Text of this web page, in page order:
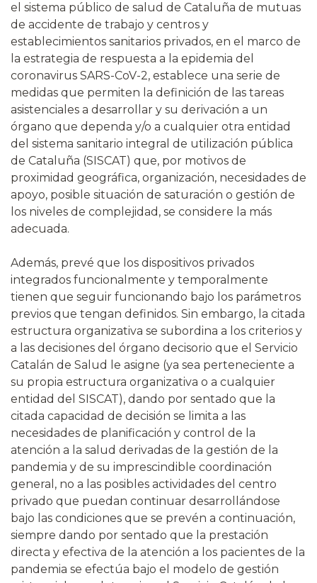
el sistema público de salud de Cataluña de mutuas
de accidente de trabajo y centros y
establecimientos sanitarios privados, en el marco de
la estrategia de respuesta a la epidemia del
coronavirus SARS-CoV-2, establece una serie de
medidas que permiten la definición de las tareas
asistenciales a desarrollar y su derivación a un
órgano que dependa y/o a cualquier otra entidad
del sistema sanitario integral de utilización pública
de Cataluña (SISCAT) que, por motivos de
proximidad geográfica, organización, necesidades de
apoyo, posible situación de saturación o gestión de
los niveles de complejidad, se considere la más
adecuada.
Además, prevé que los dispositivos privados
integrados funcionalmente y temporalmente
tienen que seguir funcionando bajo los parámetros
previos que tengan definidos. Sin embargo, la citada
estructura organizativa se subordina a los criterios y
a las decisiones del órgano decisorio que el Servicio
Catalán de Salud le asigne (ya sea perteneciente a
su propia estructura organizativa o a cualquier
entidad del SISCAT), dando por sentado que la
citada capacidad de decisión se limita a las
necesidades de planificación y control de la
atención a la salud derivadas de la gestión de la
pandemia y de su imprescindible coordinación
general, no a las posibles actividades del centro
privado que puedan continuar desarrollándose
bajo las condiciones que se prevén a continuación,
siempre dando por sentado que la prestación
directa y efectiva de la atención a los pacientes de la
pandemia se efectúa bajo el modelo de gestión